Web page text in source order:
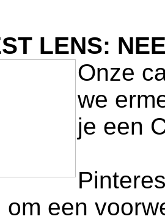
LENS:
Onze
we
je een
om een